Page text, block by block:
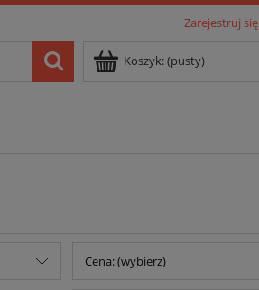
Zarejestruj się
Koszyk:(pusty)
Cena: (wybierz)